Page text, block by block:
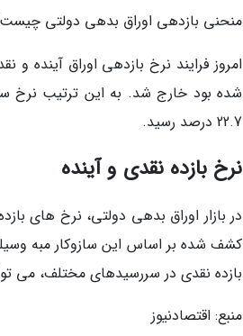
منحنی بازدهی اوراق بدهی دولتی
امروز فرایند نرخ بازدهی اوراق
22.7 درصد رسید.
نرخ بازده نقدی و آینده
در بازار اوراق بدهی دولتی، نرخ های
کشف شده بر اساس این سازوکار مبه
بازده نقدی در سررسیدهای مختلف، می
منبع: اقتصادنیوز